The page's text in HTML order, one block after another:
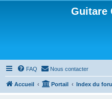
Guitare
FAQ Nous contacter
Accueil Portail Index du